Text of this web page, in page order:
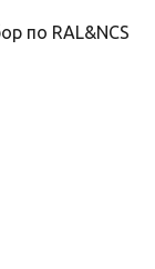
по RAL&NCS